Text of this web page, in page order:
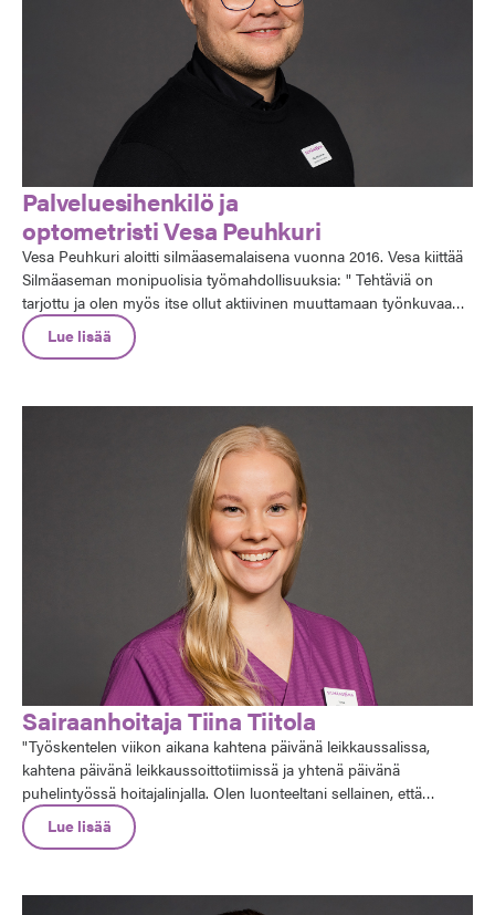
Palveluesihenkilö ja
optometristi Vesa Peuhkuri
Vesa Peuhkuri aloitti silmäasemalaisena vuonna 2016. Vesa kiittää
Silmäaseman monipuolisia työmahdollisuuksia: " Tehtäviä on
tarjottu ja olen myös itse ollut aktiivinen muuttamaan työnkuvaani.
Mielestäni kannattaa olla rohkea ja tehdä töitä omien uravalintojen
eteen. Olen ollut jo aika pitkään tämän saman työnantajan
Lue lisää
Sairaanhoitaja Tiina Tiitola
"Työskentelen viikon aikana kahtena päivänä leikkaussalissa,
kahtena päivänä leikkaussoittotiimissä ja yhtenä päivänä
puhelintyössä hoitajalinjalla. Olen luonteeltani sellainen, että
kaipaan toimintaa ja vaihtelua, joten tämä työ sopii minulle oikein
mainiosti”, kertoo Silmäaseman silmäsairaalassa työskentelevä
Lue lisää